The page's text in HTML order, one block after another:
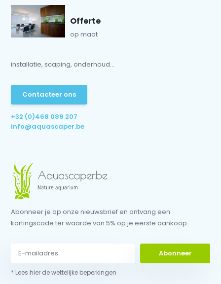
Offerte
op maat
installatie, scaping, onderhoud...
Contacteer ons
+32 (0)468 089 207
info@aquascaper.be
Abonneer je op onze nieuwsbrief en ontvang een
kortingscode ter waarde van 5% op je eerste aankoop.
Abonneer
* Lees hier de wettelijke beperkingen